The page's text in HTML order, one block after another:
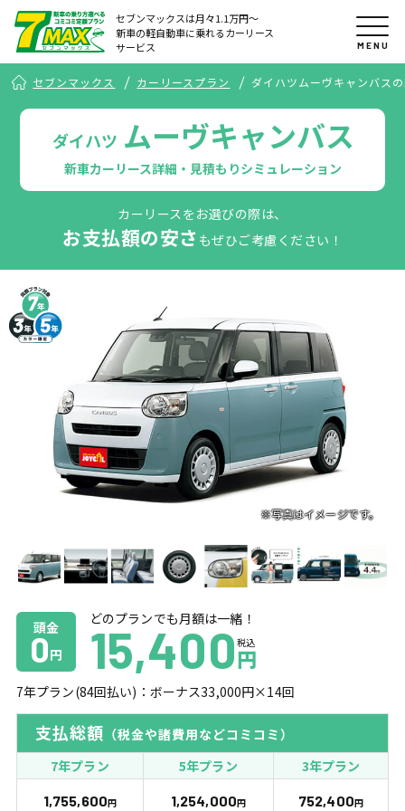
セブンマックスは月々1.1万円〜
新車の軽自動車に乗れるカーリース
サービス
MENU
セブンマックス カーリースプラン ダイハツムーヴキャンバス
ダイハツ ムーヴキャンバス
新車カーリース詳細・見積もりシミュレーション
カーリースをお選びの際は、
お支払額の安さ もぜひご考慮ください！
頭金
0円
どのプランでも月額は一緒！
15,400 税込
円
7年プラン(84回払い)：ボーナス33,000円×14回
支払総額 （税金や諸費用などコミコミ）
7年プラン
5年プラン 3年プラン
1,755,600円 1,254,000円 752,400円